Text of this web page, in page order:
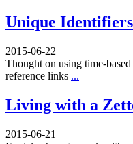
Unique Identifiers
2015-06-22
Thought on using time-
reference links ...
Living with a
2015-06-21